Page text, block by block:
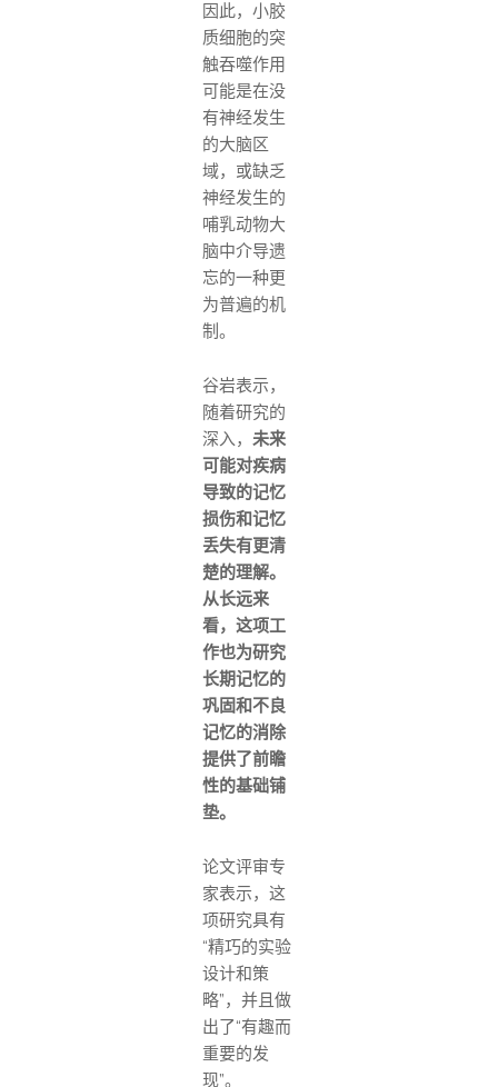
因此，小胶
质细胞的突
触吞噬作用
可能是在没
有神经发生
的大脑区
域，或缺乏
神经发生的
哺乳动物大
脑中介导遗
忘的一种更
为普遍的机
制。
谷岩表示，
随着研究的
深入，未来
可能对疾病
导致的记忆
损伤和记忆
丢失有更清
楚的理解。
从长远来
看，这项工
作也为研究
长期记忆的
巩固和不良
记忆的消除
提供了前瞻
性的基础铺
垫。
论文评审专
家表示，这
项研究具有
“精巧的实验
设计和策
略”，并且做
出了“有趣而
重要的发
现”。